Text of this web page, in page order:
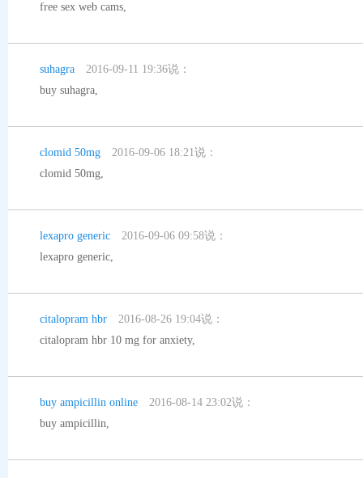
free sex web cams,
suhagra
2016-09-11 19:36说：
buy suhagra,
clomid 50mg
2016-09-06 18:21说：
clomid 50mg,
lexapro generic
2016-09-06 09:58说：
lexapro generic,
citalopram hbr
2016-08-26 19:04说：
citalopram hbr 10 mg for anxiety,
buy ampicillin online
2016-08-14 23:02说：
buy ampicillin,